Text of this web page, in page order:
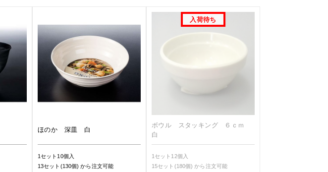
ほのか 深皿 白
1セット10個入
13セット(130個)から注文可能
ボウル スタッキング ６ｃｍ
白
1セット12個入
15セット(180個)から注文可能